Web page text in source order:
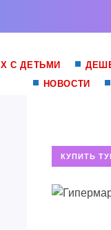
С ДЕТЬМИ
НОВОСТИ
КУПИТЬ